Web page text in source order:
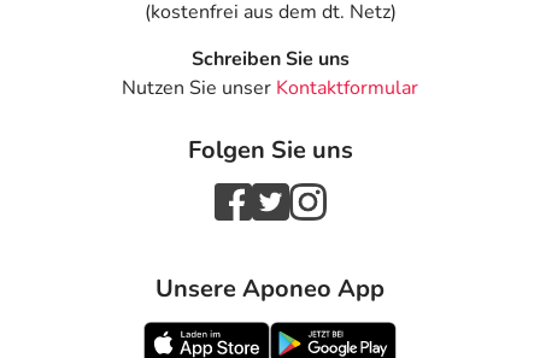
(kostenfrei aus dem dt. Netz)
Schreiben Sie uns
Nutzen Sie unser Kontaktformular
Folgen Sie uns
Unsere Aponeo App